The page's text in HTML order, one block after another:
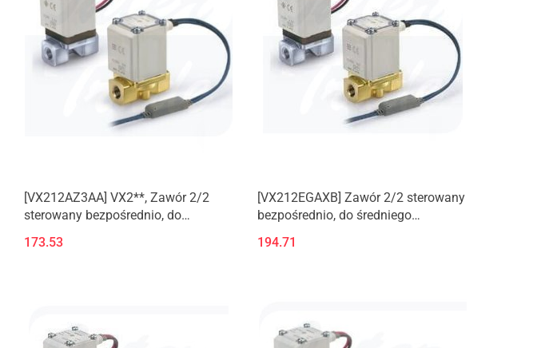
[VX212AZ3AA] VX2**, Zawór 2/2
sterowany bezpośrednio, do
podciśnienia/wody/oleju/pary.
173.53
[VX212EGAXB] Zawór 2/2 sterowany
bezpośrednio, do średniego
(Nowy produkt)
194.71